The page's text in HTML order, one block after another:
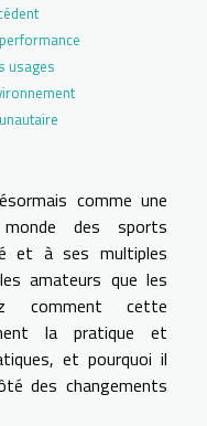
usages
comme une
des sports
et à ses multiples
amateurs que les
comment cette
la pratique et
et pourquoi il
des changements